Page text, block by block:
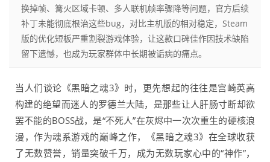
换掉帧、篝火区域卡顿、多人联机帧率骤降等问题，官方后续
补丁未能彻底根治这些bug，对比主机版的相对稳定，Steam
版的优化短板严重割裂游戏体验，让这款口碑佳作因技术缺陷
留下遗憾，也成为玩家群体中长期被诟病的痛点。
当人们谈论《黑暗之魂3》时，更先想起的往往是宫崎英高
构建的绝望而迷人的罗德兰大陆，是那些让人肝肠寸断却欲
罢不能的BOSS战，是“不死人”在灰烬中一次次重生的硬核浪
漫，作为魂系游戏的巅峰之作，《黑暗之魂3》在全球收获
了无数赞誉，销量突破千万，成为无数玩家心中的“神作”，